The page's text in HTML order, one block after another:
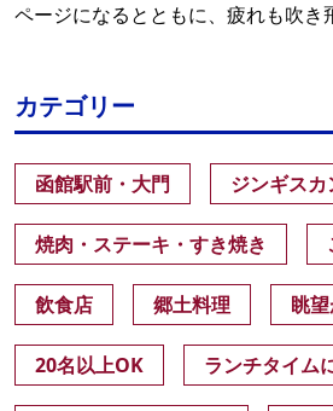
ページになるとともに、疲れも吹き
カテゴリー
函館駅前・大門 ジンギスカ
焼肉・ステーキ・すき焼き
飲食店 郷土料理 眺
20名以上OK ランチタイム